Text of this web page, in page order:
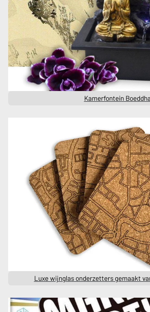
Kamerfontein Boeddha
Luxe wijnglas onderzetters gemaakt